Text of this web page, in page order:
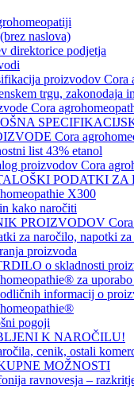
naslova)
direktorice podjetja
proizvodov Cora
trgu, zakonodaja
Cora
Cora
list 43% etanol
proizvodov Cora
PODATKI ZA
X300
kako naročiti
PROIZVODOV Cora
za naročilo, napotki za
proizvoda
o skladnosti
za
informacij o
pogoji
K NAROČILU!
cenik, ostali
MOŽNOSTI
ravnovesja –